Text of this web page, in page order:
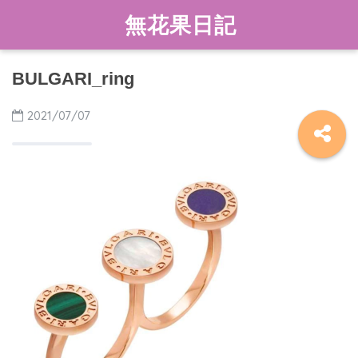
無花果日記
BULGARI_ring
2021/07/07